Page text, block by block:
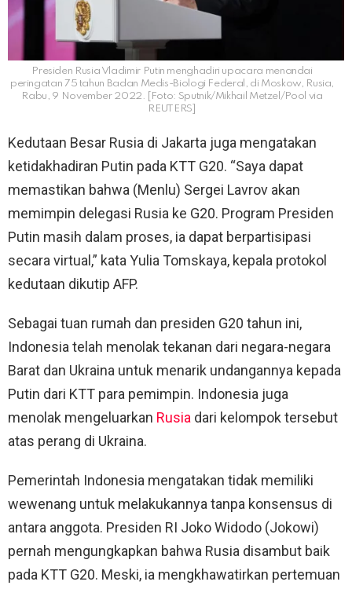
Presiden Rusia Vladimir Putin menghadiri upacara menandai
peringatan 75 tahun Badan Medis-Biologi Federal, di Moskow, Rusia,
Rabu, 9 November 2022. [Foto: Sputnik/Mikhail Metzel/Pool via
REUTERS]
Kedutaan Besar Rusia di Jakarta juga mengatakan
ketidakhadiran Putin pada KTT G20. “Saya dapat
memastikan bahwa (Menlu) Sergei Lavrov akan
memimpin delegasi Rusia ke G20. Program Presiden
Putin masih dalam proses, ia dapat berpartisipasi
secara virtual,” kata Yulia Tomskaya, kepala protokol
kedutaan dikutip AFP.
Sebagai tuan rumah dan presiden G20 tahun ini,
Indonesia telah menolak tekanan dari negara-negara
Barat dan Ukraina untuk menarik undangannya kepada
Putin dari KTT para pemimpin. Indonesia juga
menolak mengeluarkan Rusia dari kelompok tersebut
atas perang di Ukraina.
Pemerintah Indonesia mengatakan tidak memiliki
wewenang untuk melakukannya tanpa konsensus di
antara anggota. Presiden RI Joko Widodo (Jokowi)
pernah mengungkapkan bahwa Rusia disambut baik
pada KTT G20. Meski, ia mengkhawatirkan pertemuan